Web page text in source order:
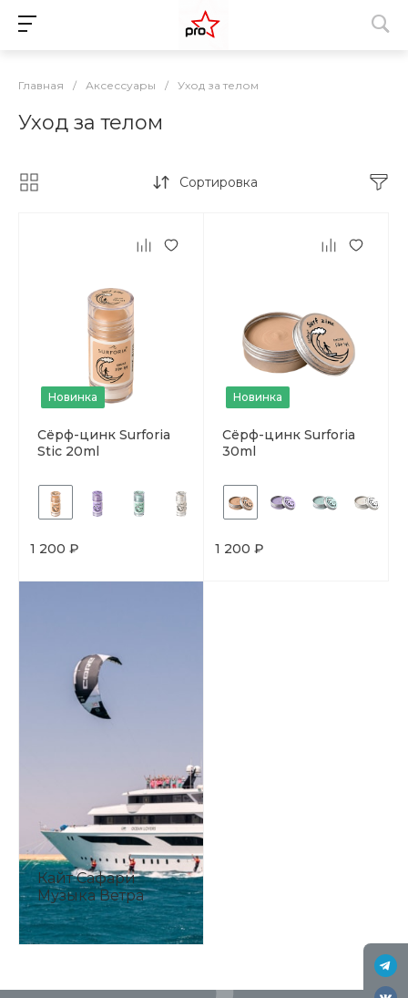
Главная / Аксессуары / Уход за телом
Уход за телом
Сортировка
Новинка
Сёрф-цинк Surforia
Stic 20ml
1 200 ₽
Новинка
Сёрф-цинк Surforia
30ml
1 200 ₽
Кайт Сафари
Музыка Ветра